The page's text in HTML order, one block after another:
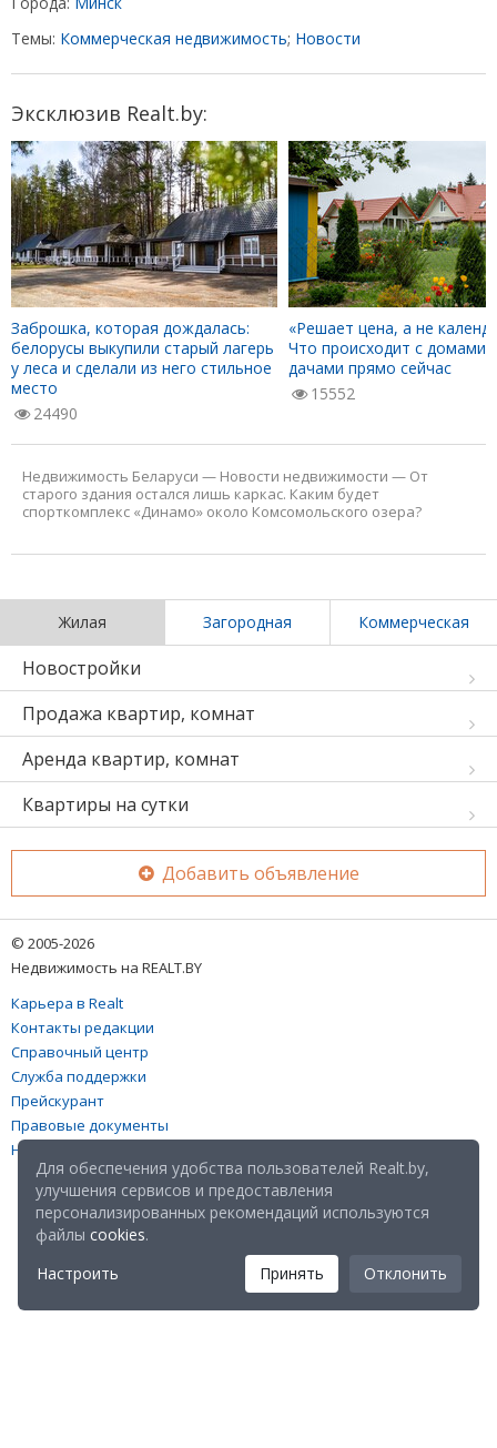
Темы: Коммерческая недвижимость; Новости
Эксклюзив Realt.by:
Заброшка, которая дождалась:
белорусы выкупили старый лагерь
у леса и сделали из него стильное
место
24490
«Решает цена, а не
Что происходит с домами
дачами прямо сейчас
15552
Недвижимость Беларуси — Новости недвижимости — От
старого здания остался лишь каркас. Каким будет
спорткомплекс «Динамо» около Комсомольского озера?
Жилая Загородная Коммерческая
Новостройки
Продажа квартир, комнат
Аренда квартир, комнат
Квартиры на сутки
Добавить объявление
© 2005-2026
Недвижимость на REALT.BY
Карьера в Realt
Контакты редакции
Справочный центр
Служба поддержки
Прейскурант
Правовые документы
Настройка файлов cookies
Для обеспечения удобства пользователей Realt.by,
улучшения сервисов и предоставления
персонализированных рекомендаций используются
файлы cookies.
Настроить
Принять Отклонить